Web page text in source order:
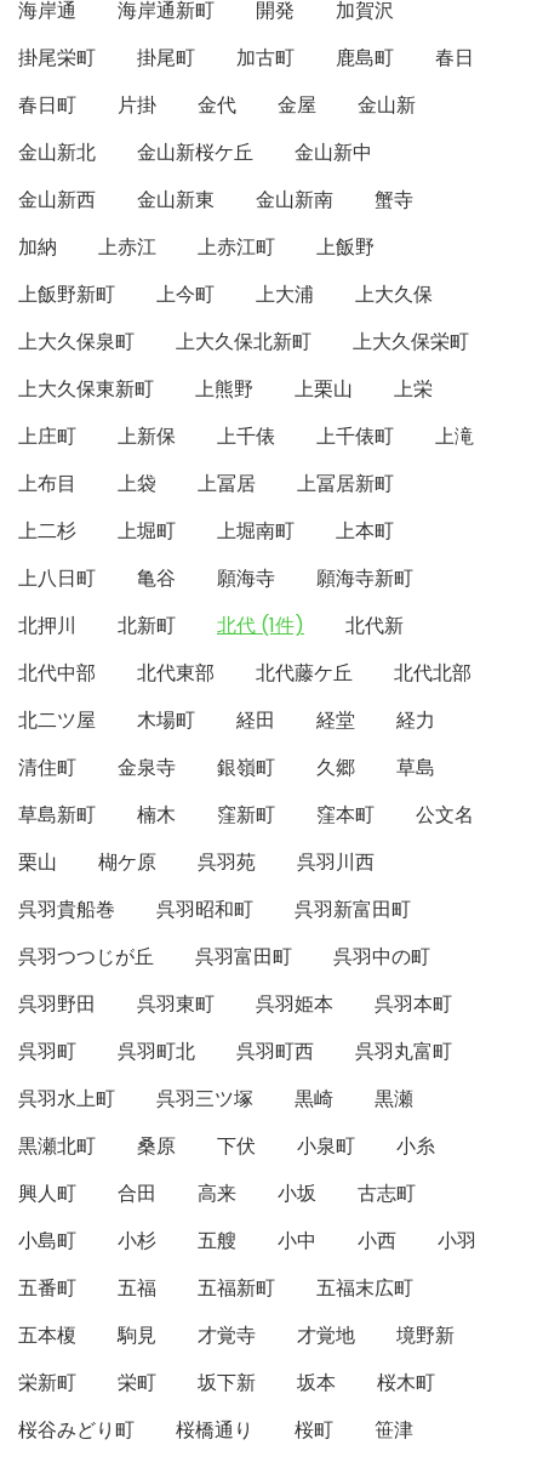
海岸通 海岸通新町 開発
加賀沢
掛尾栄町
掛尾町 加古町 鹿島町
春日
春日町
片掛 金代 金屋
金山新
金山新北
金山新桜ケ丘
金山新中
金山新西
金山新東 金山新南
蟹寺
加納
上赤江 上赤江町
上飯野
上飯野新町
上今町 上大浦
上大久保
上大久保泉町
上大久保北新町
上大久保栄町
上大久保東新町
上熊野 上栗山
上栄
上庄町
上新保 上千俵 上千俵町
上滝
上布目
上袋 上冨居
上冨居新町
上二杉
上堀町 上堀南町
上本町
上八日町
亀谷 願海寺
願海寺新町
北押川
北新町 北代 (1件)
北代新
北代中部
北代東部 北代藤ケ丘
北代北部
北二ツ屋
木場町 経田 経堂
経力
清住町
金泉寺 銀嶺町 久郷
草島
草島新町
楠木 窪新町 窪本町
公文名
栗山
楜ケ原 呉羽苑
呉羽川西
呉羽貴船巻
呉羽昭和町
呉羽新富田町
呉羽つつじが丘
呉羽富田町
呉羽中の町
呉羽野田
呉羽東町 呉羽姫本
呉羽本町
呉羽町
呉羽町北 呉羽町西
呉羽丸富町
呉羽水上町
呉羽三ツ塚 黒崎
黒瀬
黒瀬北町
桑原 下伏 小泉町
小糸
興人町
合田 高来 小坂
古志町
小島町
小杉 五艘 小中 小西
小羽
五番町
五福 五福新町
五福末広町
五本榎
駒見 才覚寺 才覚地
境野新
栄新町
栄町 坂下新 坂本
桜木町
桜谷みどり町
桜橋通り 桜町
笹津